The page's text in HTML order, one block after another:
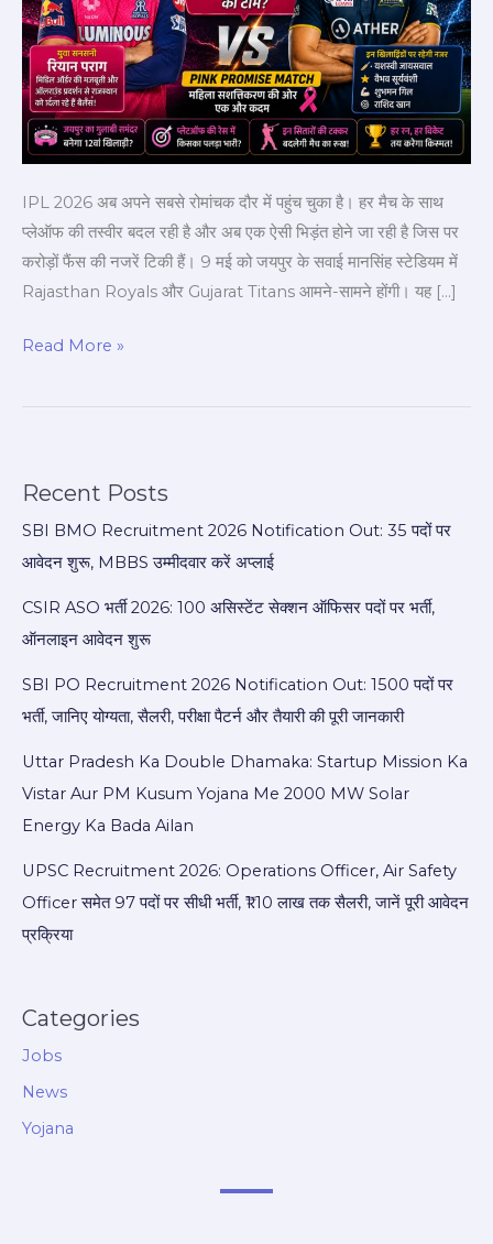
IPL 2026 अब अपने सबसे रोमांचक दौर में पहुंच चुका है। हर मैच के साथ
प्लेऑफ की तस्वीर बदल रही है और अब एक ऐसी भिड़ंत होने जा रही है जिस पर
करोड़ों फैंस की नजरें टिकी हैं। 9 मई को जयपुर के सवाई मानसिंह स्टेडियम में
Rajasthan Royals और Gujarat Titans आमने-सामने होंगी। यह […]
में
उड़
जाएगी
गुजरात
की
टीम?
🔥
Read More »
Recent Posts
SBI BMO Recruitment 2026 Notification Out: 35 पदों पर
आवेदन शुरू, MBBS उम्मीदवार करें अप्लाई
CSIR ASO भर्ती 2026: 100 असिस्टेंट सेक्शन ऑफिसर पदों पर भर्ती,
ऑनलाइन आवेदन शुरू
SBI PO Recruitment 2026 Notification Out: 1500 पदों पर
भर्ती, जानिए योग्यता, सैलरी, परीक्षा पैटर्न और तैयारी की पूरी जानकारी
Uttar Pradesh Ka Double Dhamaka: Startup Mission Ka
Vistar Aur PM Kusum Yojana Me 2000 MW Solar
Energy Ka Bada Ailan
UPSC Recruitment 2026: Operations Officer, Air Safety
Officer समेत 97 पदों पर सीधी भर्ती, ₹1.10 लाख तक सैलरी, जानें पूरी आवेदन
प्रक्रिया
Categories
Jobs
News
Yojana